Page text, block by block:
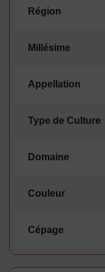
Région
Millésime
Appellation
Type de Culture
Domaine
Couleur
Cépage